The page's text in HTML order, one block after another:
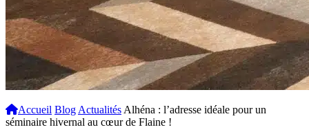
Accueil Blog Actualités Alhéna : l’adresse idéale pour un
séminaire hivernal au cœur de Flaine !